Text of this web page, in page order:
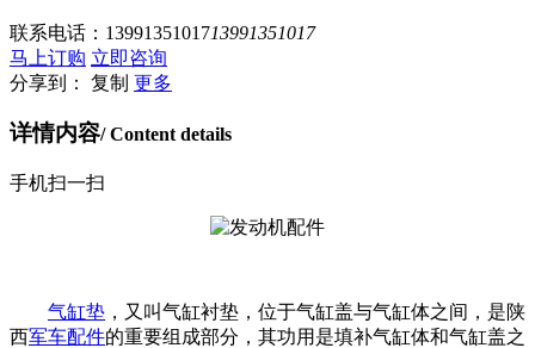
联系电话： 1399135101713991351017
马上订购 立即咨询
分享到：
复制 更多
详情内容/ Content details
手机扫一扫
气缸垫 ，又叫气缸衬垫，位于气缸盖与气缸体之间，是陕
西军车配件的重要组成部分，其功用是填补气缸体和气缸盖之